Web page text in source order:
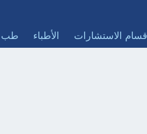
أقسام الاستشارات الأطباء طب